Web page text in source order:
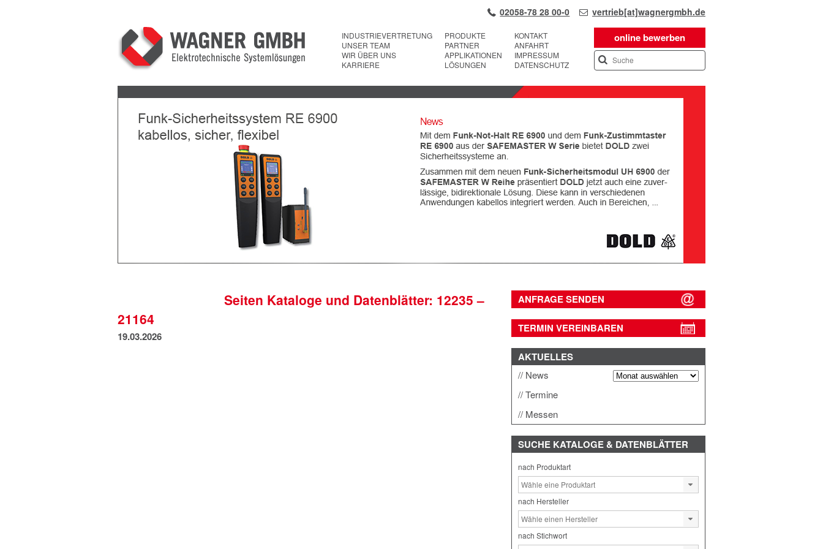
02058-78 28 00-0 vertrieb[at]wagnergmbh.de
online bewerben
INDUSTRIEVERTRETUNG
UNSER TEAM
WIR ÜBER UNS
KARRIERE
PRODUKTE
PARTNER
APPLIKATIONEN
LÖSUNGEN
KONTAKT
ANFAHRT
IMPRESSUM
DATENSCHUTZ
Next
Seiten Kataloge und Datenblätter: 12235 –
21164
19.03.2026
ANFRAGE SENDEN
TERMIN VEREINBAREN
AKTUELLES
News
Termine
Messen
SUCHE KATALOGE & DATENBLÄTTER
nach Produktart
nach Hersteller
nach Stichwort